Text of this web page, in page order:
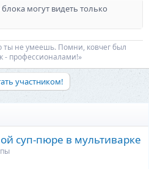
могут видеть только
ты не умеешь. Помни, ковчег был
- профессионалами!»
участником!
суп-пюре в мультиварке